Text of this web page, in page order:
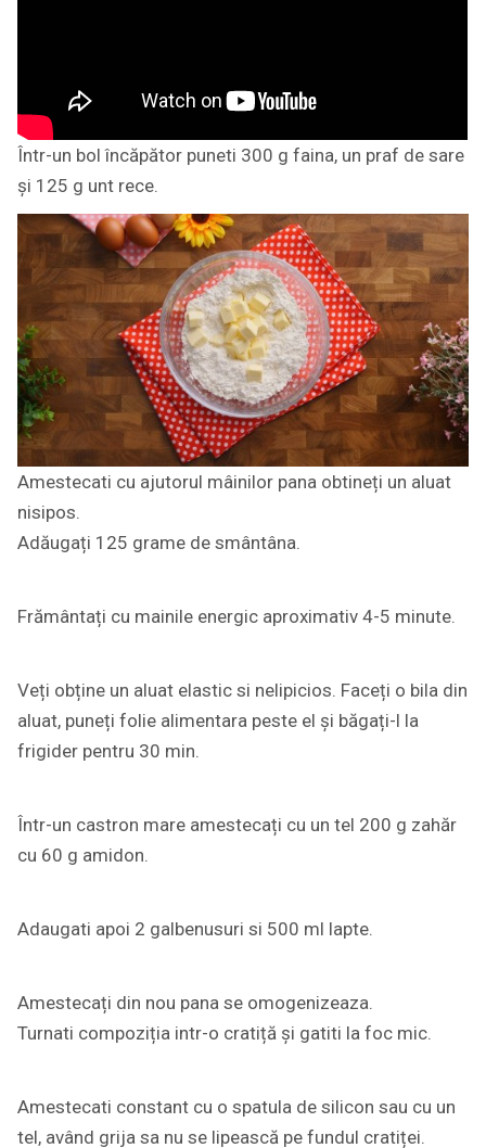
Într-un bol încăpător puneti 300 g faina, un praf de sare
și 125 g unt rece.
Amestecati cu ajutorul mâinilor pana obtineți un aluat
nisipos.
Adăugați 125 grame de smântâna.
Frământați cu mainile energic aproximativ 4-5 minute.
Veți obține un aluat elastic si nelipicios. Faceți o bila din
aluat, puneți folie alimentara peste el și băgați-l la
frigider pentru 30 min.
Într-un castron mare amestecați cu un tel 200 g zahăr
cu 60 g amidon.
Adaugati apoi 2 galbenusuri si 500 ml lapte.
Amestecați din nou pana se omogenizeaza.
Turnati compoziția intr-o cratiță și gatiti la foc mic.
Amestecati constant cu o spatula de silicon sau cu un
tel, având grija sa nu se lipească pe fundul cratiței.